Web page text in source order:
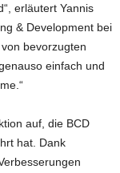
erläutert Yannis
& Development bei
bevorzugten
einfach und
auf, die BCD
hat. Dank